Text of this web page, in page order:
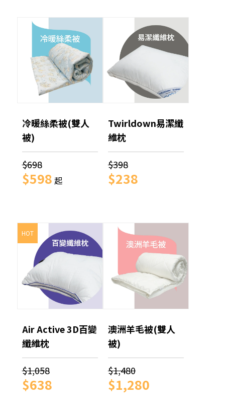
冷暖絲柔被(雙人
被)
$698
$598 起
Twirldown易潔纖
維枕
$398
$238
HOT
Air Active 3D百變
纖維枕
$1,058
$638
澳洲羊毛被(雙人
被)
$1,480
$1,280